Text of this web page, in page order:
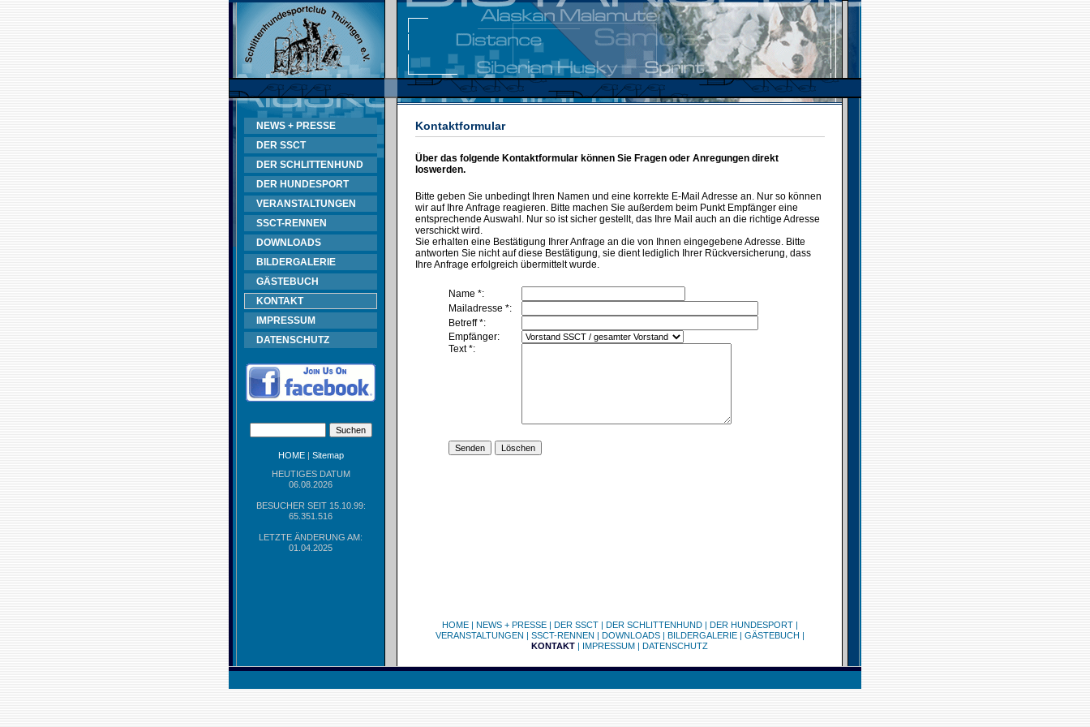
NEWS + PRESSE
DER SSCT
DER SCHLITTENHUND
DER HUNDESPORT
VERANSTALTUNGEN
SSCT-RENNEN
DOWNLOADS
BILDERGALERIE
GÄSTEBUCH
KONTAKT
IMPRESSUM
DATENSCHUTZ
HOME| Sitemap
HEUTIGES DATUM
06.08.2026
BESUCHER SEIT 15.10.99:
65.351.516
LETZTE ÄNDERUNG AM:
01.04.2025
Kontaktformular
Über das folgende Kontaktformular können Sie Fragen oder Anregungen direkt
loswerden.
Bitte geben Sie unbedingt Ihren Namen und eine korrekte E-Mail Adresse an. Nur so können
wir auf Ihre Anfrage reagieren. Bitte machen Sie außerdem beim Punkt Empfänger eine
entsprechende Auswahl. Nur so ist sicher gestellt, das Ihre Mail auch an die richtige Adresse
verschickt wird.
Sie erhalten eine Bestätigung Ihrer Anfrage an die von Ihnen eingegebene Adresse. Bitte
antworten Sie nicht auf diese Bestätigung, sie dient lediglich Ihrer Rückversicherung, dass
Ihre Anfrage erfolgreich übermittelt wurde.
Name *:
Mailadresse *:
Betreff *:
Empfänger:
Text *:
HOME| NEWS + PRESSE| DER SSCT| DER SCHLITTENHUND| DER HUNDESPORT|
VERANSTALTUNGEN | SSCT-RENNEN | DOWNLOADS| BILDERGALERIE| GÄSTEBUCH |
KONTAKT | IMPRESSUM | DATENSCHUTZ